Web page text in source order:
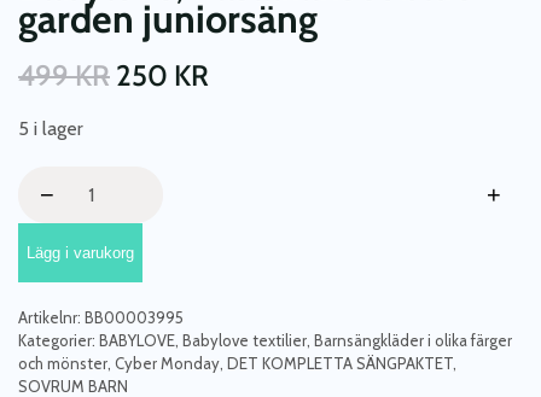
garden juniorsäng
499KR 250 KR
5 i lager
Påslakanset
blue
garden
juniorsäng
mängd
− +
Lägg i varukorg
Artikelnr: BB00003995
Kategorier: BABYLOVE Babylove textilier Barnsängkläder i olika färger
och mönster Cyber Monday DET KOMPLETTA SÄNGPAKTET
SOVRUM BARN